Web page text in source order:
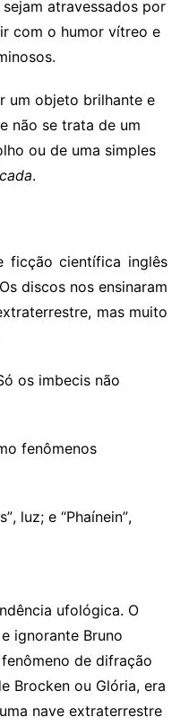
atravessados por
com o humor vítreo e
um objeto brilhante e
não se trata de um
ou de uma simples
.
ficção científica inglês
discos nos ensinaram
mas muito
os imbecis não
fenômenos
luz; e “Phaínein”,
ufológica. O
ignorante Bruno
de difração
Brocken ou Glória, era
nave extraterrestre